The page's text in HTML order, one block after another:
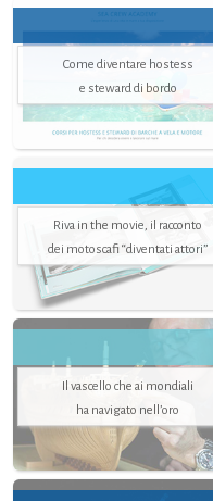
Come diventare hostess
e steward di bordo
Riva in the movie, il racconto
dei motoscafi “diventati attori”
Il vascello che ai mondiali
ha navigato nell’oro